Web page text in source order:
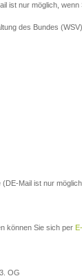
ist nur möglich,
des Bundes (WSV)
Mail ist nur
können Sie sich per
OG